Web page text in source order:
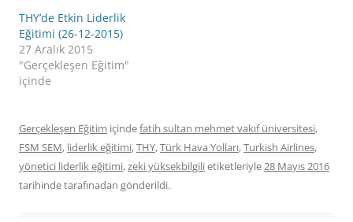
THY’de Etkin Liderlik
Eğitimi (26-12-2015)
27 Aralık 2015
"Gerçekleşen Eğitim"
içinde
Gerçekleşen Eğitim içindefatih sultan mehmet vakıf üniversitesi,
FSM SEM, liderlik eğitimi,THY,Türk Hava Yolları,Turkish Airlines,
yönetici liderlik eğitimi,zeki yüksekbilgilietiketleriyle28 Mayıs 2016
tarihindetarafınadan gönderildi.